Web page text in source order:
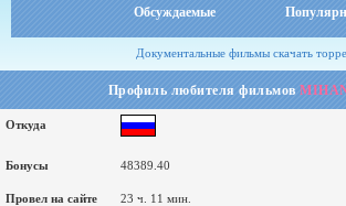
Обсуждаемые
Документальные фильмы скачать
Профиль любителя фильмов
Откуда
Бонусы 48389.40
Провел на сайте 23 ч. 11 мин.